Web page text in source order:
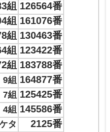
組 126564番
組 161076番
組 130463番
組 123422番
組 183788番
9組 164877番
7組 125425番
4組 145586番
タ 2125番